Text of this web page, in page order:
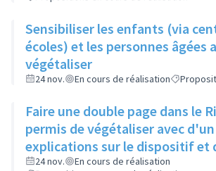
Sensibiliser les enfants (via
écoles) et les personnes âgées
végétaliser
24 nov. En cours de réalisation
Faire une double page dans le
permis de végétaliser avec
explications sur le dispositif et
côté des exemples concrets de
24 nov.
En cours de réalisation